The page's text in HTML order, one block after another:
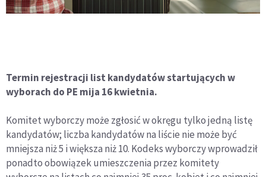
Termin rejestracji list kandydatów startujących w
wyborach do PE mija 16 kwietnia.
Komitet wyborczy może zgłosić w okręgu tylko jedną listę
kandydatów; liczba kandydatów na liście nie może być
mniejsza niż 5 i większa niż 10. Kodeks wyborczy wprowadził
ponadto obowiązek umieszczenia przez komitety